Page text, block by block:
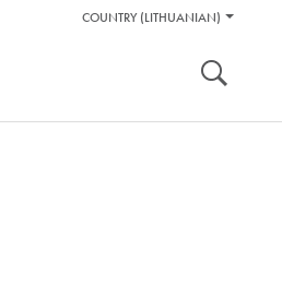
Pagalbos
COUNTRY (LITHUANIAN)